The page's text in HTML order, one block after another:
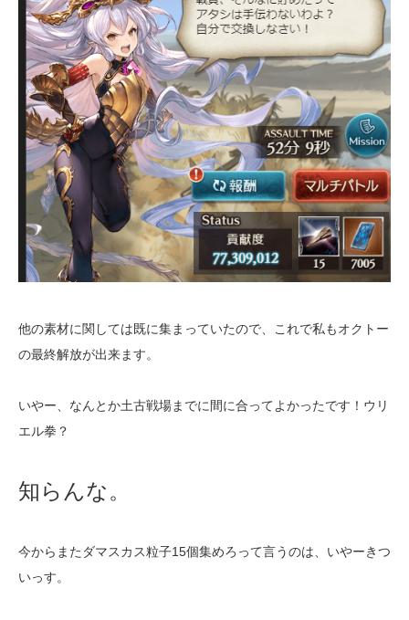
他の素材に関しては既に集まっていたので、これで私もオクトー
の最終解放が出来ます。
いやー、なんとか土古戦場までに間に合ってよかったです！ウリ
エル拳？
知らんな。
今からまたダマスカス粒子15個集めろって言うのは、いやーきつ
いっす。